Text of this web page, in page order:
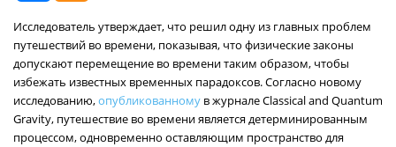
Исследователь утверждает, что решил одну из главных проблем
путешествий во времени, показывая, что физические законы
допускают перемещение во времени таким образом, чтобы
избежать известных временных парадоксов. Согласно новому
исследованию,опубликованному в журнале Classical and Quantum
Gravity, путешествие во времени является детерминированным
процессом, одновременно оставляющим пространство для